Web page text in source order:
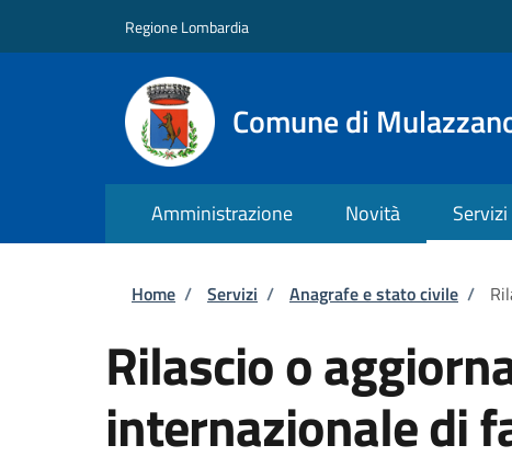
Regione Lombardia
Comune di
Amministrazione Novità Servizi
Briciole di pane
Home / Servizi / Anagrafe e stato civile /
Rilascio o
internazionale di